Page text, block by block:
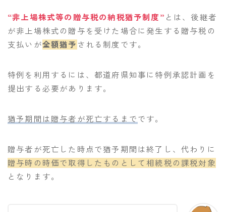
“非上場株式等の贈与税の納税猶予制度” とは、後継者
が非上場株式の贈与を受けた場合に発生する贈与税の
支払いが全額猶予 される制度です。
特例を利用するには、都道府県知事に特例承認計画を
提出する必要があります。
猶予期間は贈与者が死亡するまでです。
贈与者が死亡した時点で猶予期間は終了し、代わりに
贈与時の時価で取得したものとして相続税の課税対象
となります。